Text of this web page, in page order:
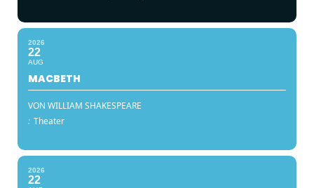
2026
22
AUG
MACBETH
VON WILLIAM SHAKESPEARE
: Theater
2026
22